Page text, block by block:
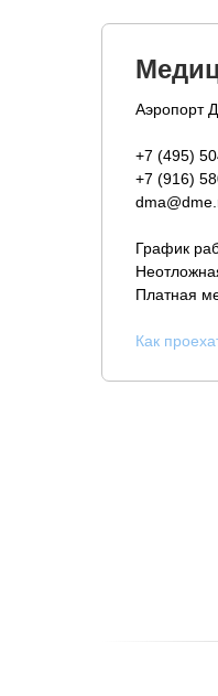
Аэропорт
+7 (495)
+7 (916)
График
Платная
Как